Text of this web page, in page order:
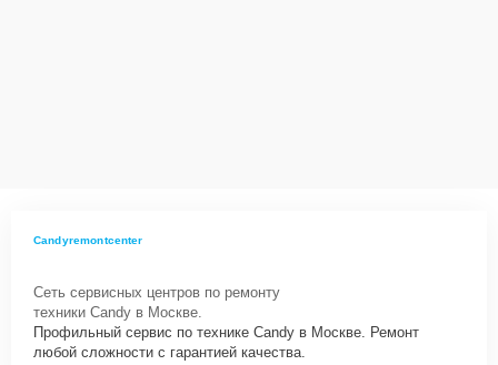
Candyremontcenter
Сеть сервисных центров по ремонту
техники Candy в Москве.
Профильный сервис по технике Candy в Москве. Ремонт
любой сложности с гарантией качества.